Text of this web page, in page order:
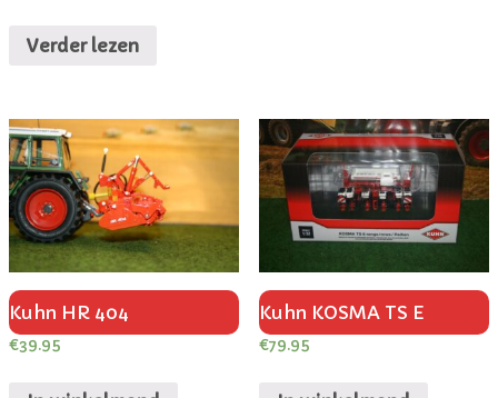
Verder lezen
Kuhn HR 404
€39.95
Kuhn KOSMA TS E
€79.95